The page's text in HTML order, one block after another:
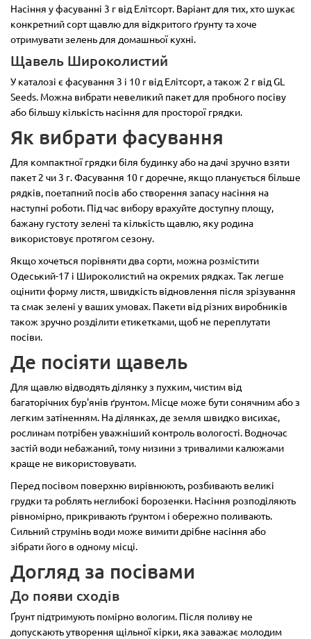
Насіння у фасуванні 3 г від Елітсорт. Варіант для тих, хто шукає
конкретний сорт щавлю для відкритого ґрунту та хоче
отримувати зелень для домашньої кухні.
Щавель Широколистий
У каталозі є фасування 3 і 10 г від Елітсорт, а також 2 г від GL
Seeds. Можна вибрати невеликий пакет для пробного посіву
або більшу кількість насіння для просторої грядки.
Як вибрати фасування
Для компактної грядки біля будинку або на дачі зручно взяти
пакет 2 чи 3 г. Фасування 10 г доречне, якщо планується більше
рядків, поетапний посів або створення запасу насіння на
наступні роботи. Під час вибору врахуйте доступну площу,
бажану густоту зелені та кількість щавлю, яку родина
використовує протягом сезону.
Якщо хочеться порівняти два сорти, можна розмістити
Одеський-17 і Широколистий на окремих рядках. Так легше
оцінити форму листя, швидкість відновлення після зрізування
та смак зелені у ваших умовах. Пакети від різних виробників
також зручно розділити етикетками, щоб не переплутати
посіви.
Де посіяти щавель
Для щавлю відводять ділянку з пухким, чистим від
багаторічних бур'янів ґрунтом. Місце може бути сонячним або з
легким затіненням. На ділянках, де земля швидко висихає,
рослинам потрібен уважніший контроль вологості. Водночас
застій води небажаний, тому низини з тривалими калюжами
краще не використовувати.
Перед посівом поверхню вирівнюють, розбивають великі
грудки та роблять неглибокі борозенки. Насіння розподіляють
рівномірно, прикривають ґрунтом і обережно поливають.
Сильний струмінь води може вимити дрібне насіння або
зібрати його в одному місці.
Догляд за посівами
До появи сходів
Ґрунт підтримують помірно вологим. Після поливу не
допускають утворення щільної кірки, яка заважає молодим